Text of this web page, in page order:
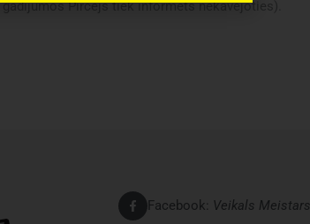
Pircējs tiek informēts nekavējoties).
Facebook: Veikals Meistars